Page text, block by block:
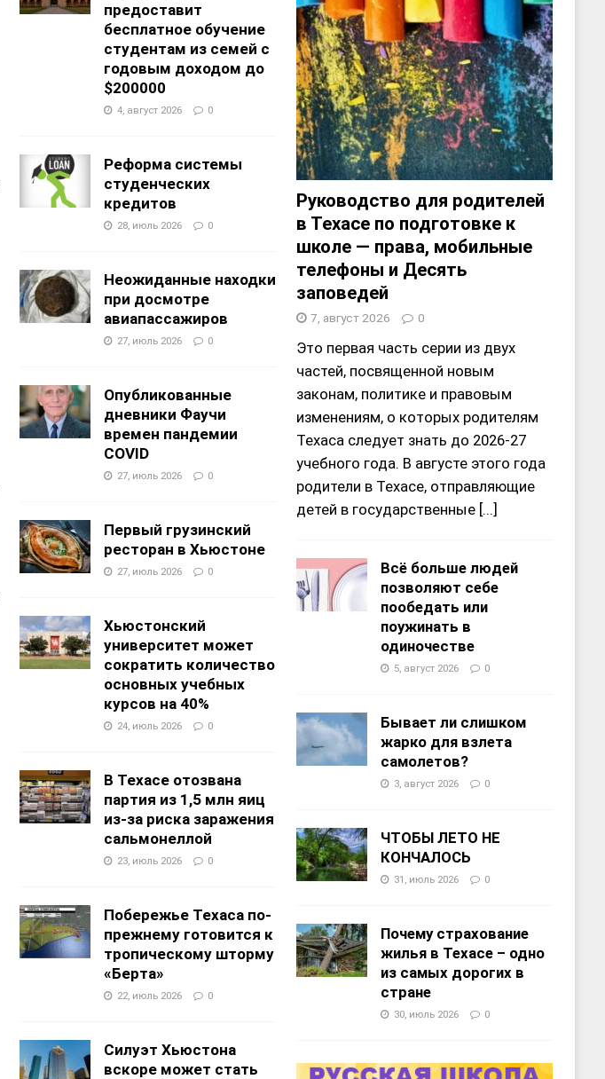
предоставит
бесплатное обучение
студентам из семей с
годовым доходом до
$200000
4, август 2026 0
Реформа системы
студенческих
кредитов
28, июль 2026 0
Неожиданные находки
при досмотре
авиапассажиров
27, июль 2026 0
Опубликованные
дневники Фаучи
времен пандемии
COVID
27, июль 2026 0
Первый грузинский
ресторан в Хьюстоне
27, июль 2026 0
Хьюстонский
университет может
сократить количество
основных учебных
курсов на 40%
24, июль 2026 0
В Техасе отозвана
партия из 1,5 млн яиц
из-за риска заражения
сальмонеллой
23, июль 2026 0
Побережье Техаса по-
прежнему готовится к
тропическому шторму
«Берта»
22, июль 2026 0
Силуэт Хьюстона
вскоре может стать
Руководство для родителей
в Техасе по подготовке к
школе — права, мобильные
телефоны и Десять
заповедей
7, август 2026 0
Это первая часть серии из двух
частей, посвященной новым
законам, политике и правовым
изменениям, о которых родителям
Техаса следует знать до 2026-27
учебного года. В августе этого года
родители в Техасе, отправляющие
детей в государственные [...]
Всё больше людей
позволяют себе
пообедать или
поужинать в
одиночестве
5, август 2026 0
Бывает ли слишком
жарко для взлета
самолетов?
3, август 2026 0
ЧТОБЫ ЛЕТО НЕ
КОНЧАЛОСЬ
31, июль 2026 0
Почему страхование
жилья в Техасе – одно
из самых дорогих в
стране
30, июль 2026 0